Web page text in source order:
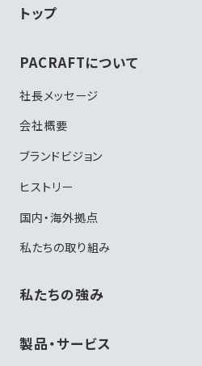
トップ
PACRAFTについて
社長メッセージ
会社概要
ブランドビジョン
ヒストリー
国内・海外拠点
私たちの取り組み
私たちの強み
製品・サービス